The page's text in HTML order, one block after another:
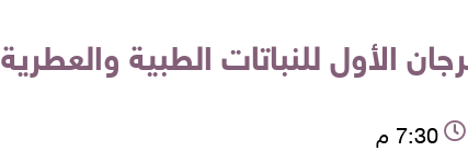
الأول للنباتات الطبية والعطرية
7:30 م